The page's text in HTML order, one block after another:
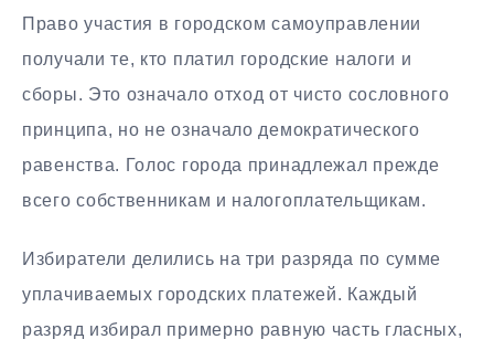
Право участия в городском самоуправлении
получали те, кто платил городские налоги и
сборы. Это означало отход от чисто сословного
принципа, но не означало демократического
равенства. Голос города принадлежал прежде
всего собственникам и налогоплательщикам.
Избиратели делились на три разряда по сумме
уплачиваемых городских платежей. Каждый
разряд избирал примерно равную часть гласных,